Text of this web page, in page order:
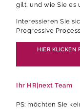
gilt, und wie Sie es
Interessieren Sie
Progressive
HIER KLICKEN
Ihr HR|next Team
PS: möchten Sie